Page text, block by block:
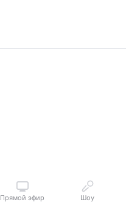
Прямой эфир Шоу